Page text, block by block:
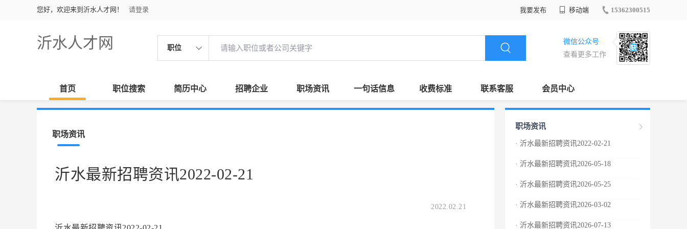
您好，欢迎来到沂水人才网！ 请登录 我要发布 移动端 15362300515
沂水人才网 职位
微信公众号
查看更多工作
首页 职位搜索 简历中心 招聘企业 职场资讯 一句话信息 收费标准 联系客服 会员中心
职场资讯
沂水最新招聘资讯2022-02-21
2022.02.21
职场资讯
· 沂水最新招聘资讯2022-02-21
· 沂水最新招聘资讯2026-05-18
· 沂水最新招聘资讯2026-05-25
· 沂水最新招聘资讯2026-03-02
· 沂水最新招聘资讯2026-07-13